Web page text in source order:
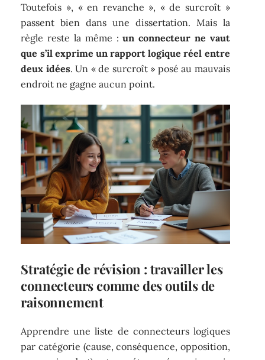
Toutefois », « en revanche », « de surcroît »
passent bien dans une dissertation. Mais la
règle reste la même :un connecteur ne vaut
que s’il exprime un rapport logique réel entre
deux idées. Un « de surcroît » posé au mauvais
endroit ne gagne aucun point.
Stratégie de révision : travailler les
connecteurs comme des outils de
raisonnement
Apprendre une liste de connecteurs logiques
par catégorie (cause, conséquence, opposition,